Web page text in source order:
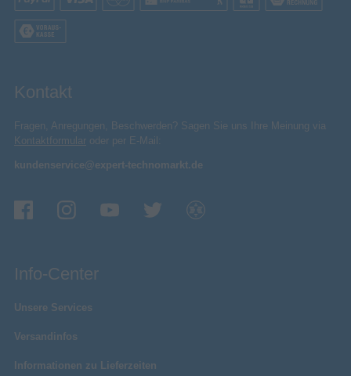
Kontakt
Fragen, Anregungen, Beschwerden? Sagen Sie uns Ihre Meinung via
Kontaktformular oder per E-Mail:
kundenservice@expert-technomarkt.de
Info-Center
Unsere Services
Versandinfos
Informationen zu Lieferzeiten